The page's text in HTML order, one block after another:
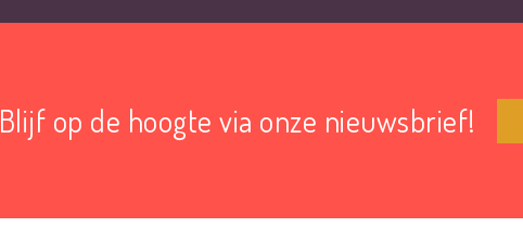
Blijf op de hoogte via onze nieuwsbrief!